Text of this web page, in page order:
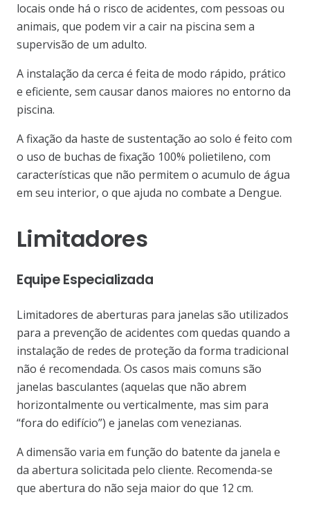
locais onde há o risco de acidentes, com pessoas ou
animais, que podem vir a cair na piscina sem a
supervisão de um adulto.
A instalação da cerca é feita de modo rápido, prático
e eficiente, sem causar danos maiores no entorno da
piscina.
A fixação da haste de sustentação ao solo é feito com
o uso de buchas de fixação 100% polietileno, com
características que não permitem o acumulo de água
em seu interior, o que ajuda no combate a Dengue.
Limitadores
Equipe Especializada
Limitadores de aberturas para janelas são utilizados
para a prevenção de acidentes com quedas quando a
instalação de redes de proteção da forma tradicional
não é recomendada. Os casos mais comuns são
janelas basculantes (aquelas que não abrem
horizontalmente ou verticalmente, mas sim para
“fora do edifício”) e janelas com venezianas.
A dimensão varia em função do batente da janela e
da abertura solicitada pelo cliente. Recomenda-se
que abertura do não seja maior do que 12 cm.